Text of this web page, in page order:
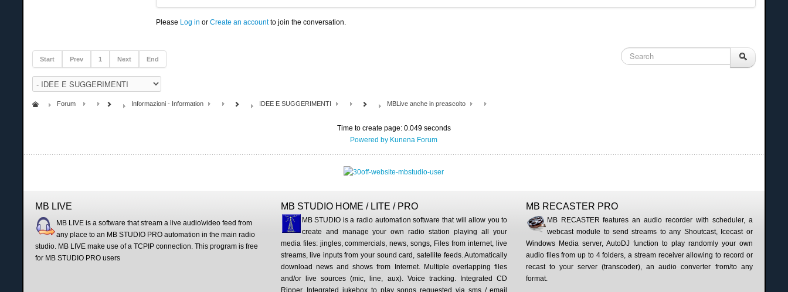
Please Log in or Create an accountto join the conversation.
Start Prev 1 Next End
Forum Informazioni - Information IDEE E SUGGERIMENTI MBLive anche in preascolto
Time to create page: 0.049 seconds
Powered by Kunena Forum
MB LIVE
MB LIVE is a software that stream a live audio\video feed from
any place to an MB STUDIO PRO automation in the main radio
studio. MB LIVE make use of a TCPIP connection. This program is free
for MB STUDIO PRO users
MB STUDIO HOME / LITE / PRO
MB STUDIO is a radio automation software that will allow you to
create and manage your own radio station playing all your
media files: jingles, commercials, news, songs, Files from internet, live
streams, live inputs from your sound card, satellite feeds. Automatically
download news and shows from Internet. Multiple overlapping files
and/or live sources (mic, line, aux). Voice tracking. Integrated CD
Ripper. Integrated jukebox to play songs requested via sms / email
MB RECASTER PRO
MB RECASTER features an audio recorder with scheduler, a
webcast module to send streams to any Shoutcast, Icecast or
Windows Media server, AutoDJ function to play randomly your own
audio files from up to 4 folders, a stream receiver allowing to record or
recast to your server (transcoder), an audio converter from/to any
format.